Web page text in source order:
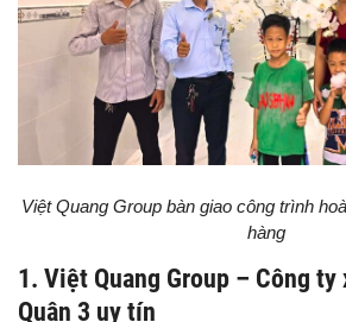
Việt Quang Group bàn giao công trình
hàng
1. Việt Quang Group – Công ty
Quận 3 uy tín